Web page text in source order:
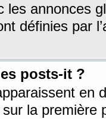
les annonces
définies par
posts-it ?
en
la première